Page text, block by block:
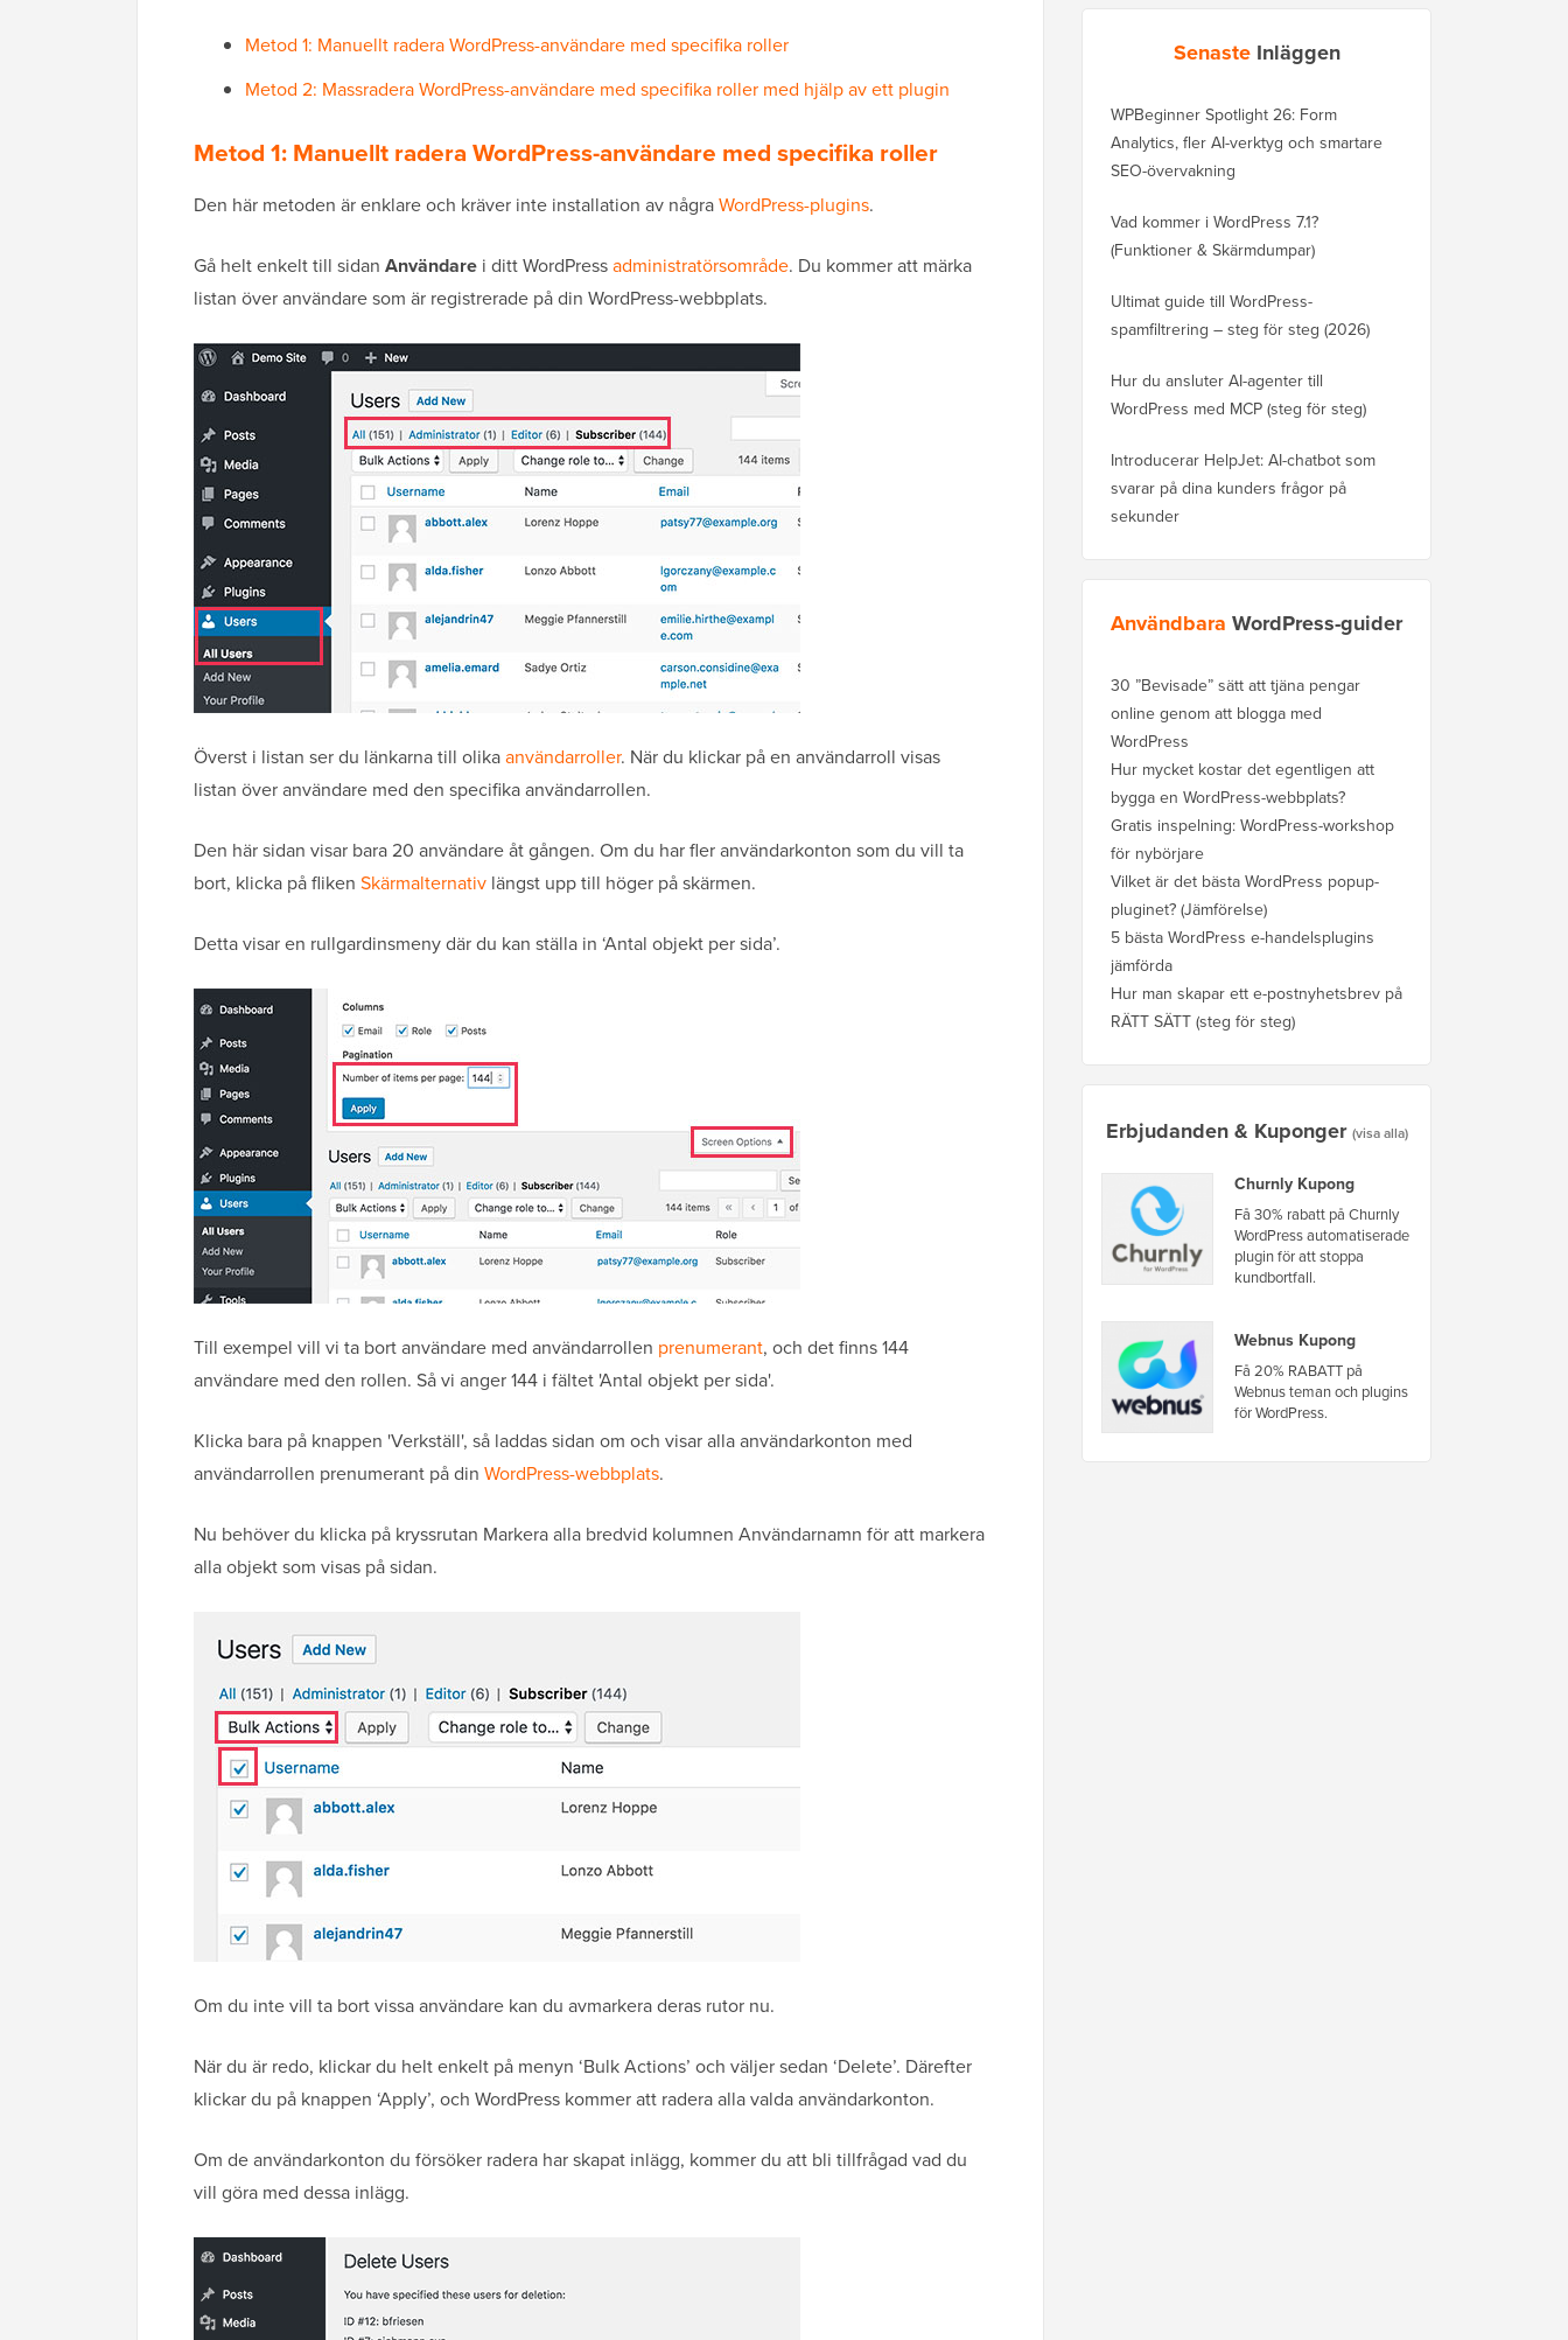
Metod 1: Manuellt radera WordPress-användare med specifika roller
Metod 2: Massradera WordPress-användare med specifika roller med hjälp av ett plugin
Metod 1: Manuellt radera WordPress-användare med specifika roller
Den här metoden är enklare och kräver inte installation av någraWordPress-plugins.
Gå helt enkelt till sidan Användare i ditt WordPressadministratörsområde. Du kommer att märka
listan över användare som är registrerade på din WordPress-webbplats.
Överst i listan ser du länkarna till olikaanvändarroller. När du klickar på en användarroll visas
listan över användare med den specifika användarrollen.
Den här sidan visar bara 20 användare åt gången. Om du har fler användarkonton som du vill ta
bort, klicka på fliken Skärmalternativ längst upp till höger på skärmen.
Detta visar en rullgardinsmeny där du kan ställa in ‘Antal objekt per sida’.
Till exempel vill vi ta bort användare med användarrollen prenumerant, och det finns 144
användare med den rollen. Så vi anger 144 i fältet 'Antal objekt per sida'.
Klicka bara på knappen 'Verkställ', så laddas sidan om och visar alla användarkonton med
användarrollen prenumerant på din WordPress-webbplats.
Nu behöver du klicka på kryssrutan Markera alla bredvid kolumnen Användarnamn för att markera
alla objekt som visas på sidan.
Om du inte vill ta bort vissa användare kan du avmarkera deras rutor nu.
När du är redo, klickar du helt enkelt på menyn ‘Bulk Actions’ och väljer sedan ‘Delete’. Därefter
klickar du på knappen ‘Apply’, och WordPress kommer att radera alla valda användarkonton.
Om de användarkonton du försöker radera har skapat inlägg, kommer du att bli tillfrågad vad du
vill göra med dessa inlägg.
Senaste Inläggen
WPBeginner Spotlight 26: Form
Analytics, fler AI-verktyg och smartare
SEO-övervakning
Vad kommer i WordPress 7.1?
(Funktioner & Skärmdumpar)
Ultimat guide till WordPress-
spamfiltrering – steg för steg (2026)
Hur du ansluter AI-agenter till
WordPress med MCP (steg för steg)
Introducerar HelpJet: AI-chatbot som
svarar på dina kunders frågor på
sekunder
Användbara WordPress-guider
30 ”Bevisade” sätt att tjäna pengar
online genom att blogga med
WordPress
Hur mycket kostar det egentligen att
bygga en WordPress-webbplats?
Gratis inspelning: WordPress-workshop
för nybörjare
Vilket är det bästa WordPress popup-
pluginet? (Jämförelse)
5 bästa WordPress e-handelsplugins
jämförda
Hur man skapar ett e-postnyhetsbrev på
RÄTT SÄTT (steg för steg)
Erbjudanden & Kuponger (visa alla)
Churnly Kupong
Få 30% rabatt på Churnly
WordPress automatiserade
plugin för att stoppa
kundbortfall.
Webnus Kupong
Få 20% RABATT på
Webnus teman och plugins
för WordPress.